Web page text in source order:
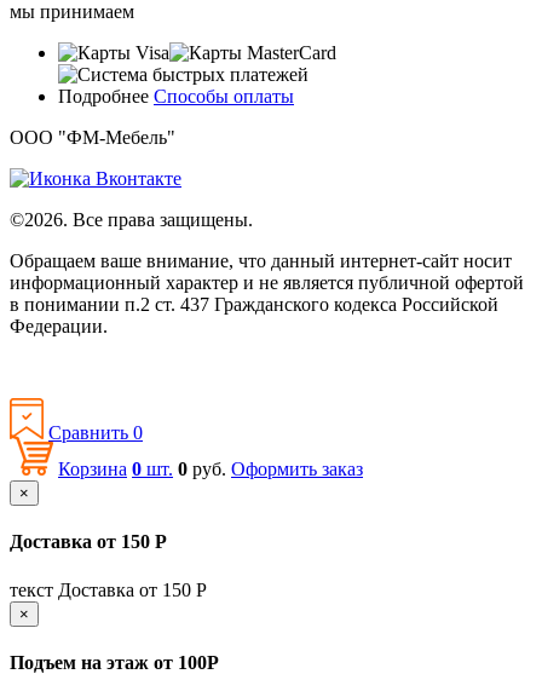
мы принимаем
Подробнее Способы оплаты
ООО "ФМ-Мебель"
©2026. Все права защищены.
Обращаем ваше внимание, что данный интернет-сайт носит
информационный характер и не является публичной офертой
в понимании п.2 ст. 437 Гражданского кодекса Российской
Федерации.
Сравнить 0
Корзина 0 шт. 0 руб. Оформить заказ
×
Доставка от 150 Р
текст Доставка от 150 Р
×
Подъем на этаж от 100Р